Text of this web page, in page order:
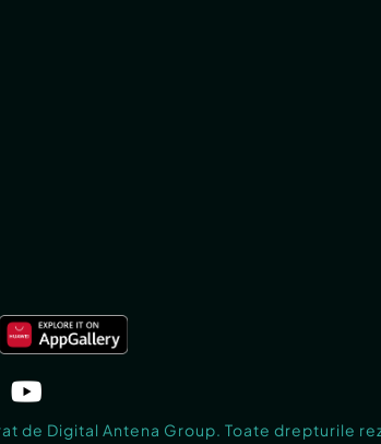
de Digital Antena Group. Toate drepturile